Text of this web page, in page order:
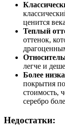
ценится
Теплый
оттенок,
легче и
Более
покрытия
стоимость,
серебро
Недостатки: